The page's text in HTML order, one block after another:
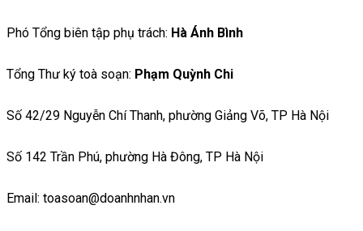
Phó Tổng biên tập phụ trách: Hà Ánh Bình
Tổng Thư ký toà soạn: Phạm Quỳnh Chi
Số 42/29 Nguyễn Chí Thanh, phường Giảng Võ, TP Hà Nội
Số 142 Trần Phú, phường Hà Đông, TP Hà Nội
Email: toasoan@doanhnhan.vn